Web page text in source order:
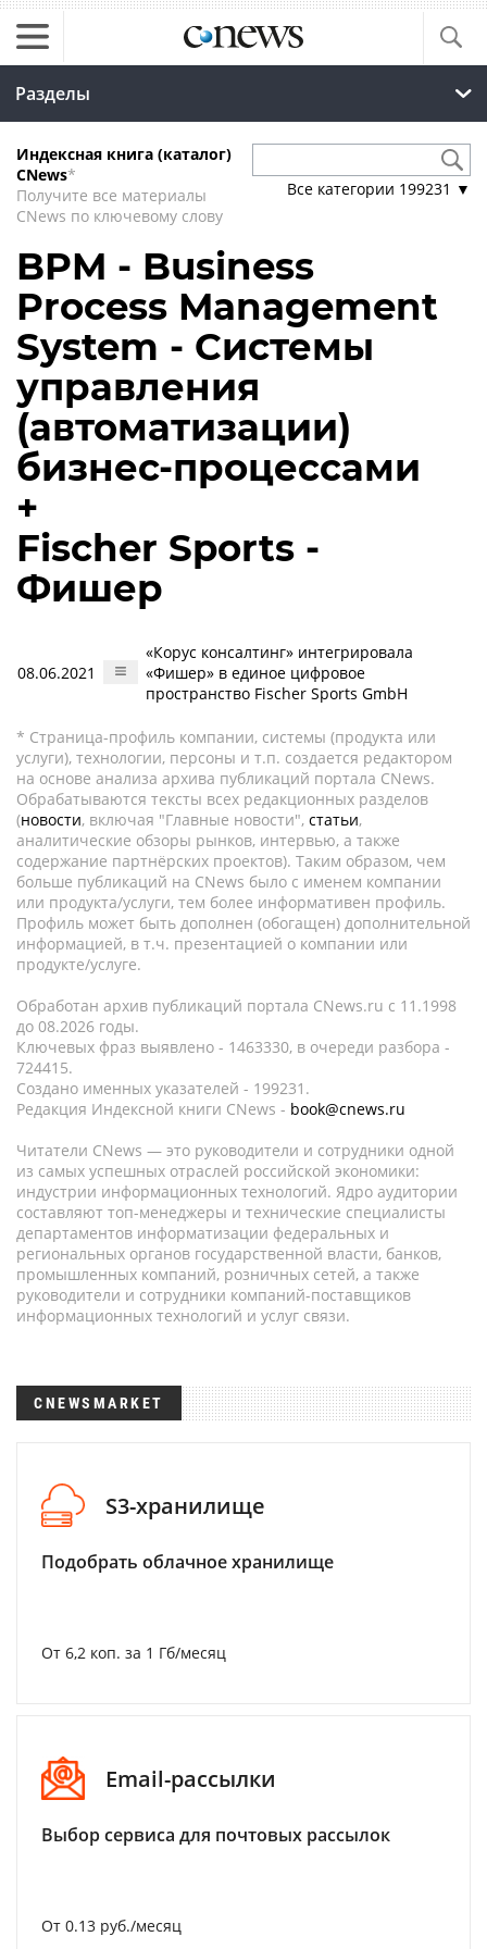
Разделы
Индексная книга (каталог)
CNews*
Получите все материалы
CNews по ключевому слову
Все категории 199231 ▼
BPM - Business
Process Management
System - Системы
управления
(автоматизации)
бизнес-процессами
+
Fischer Sports -
Фишер
08.06.2021
«Корус консалтинг» интегрировала
«Фишер» в единое цифровое
пространство Fischer Sports GmbH
* Страница-профиль компании, системы (продукта или
услуги), технологии, персоны и т.п. создается редактором
на основе анализа архива публикаций портала CNews.
Обрабатываются тексты всех редакционных разделов
(новости, включая "Главные новости", статьи,
аналитические обзоры рынков, интервью, а также
содержание партнёрских проектов). Таким образом, чем
больше публикаций на CNews было с именем компании
или продукта/услуги, тем более информативен профиль.
Профиль может быть дополнен (обогащен) дополнительной
информацией, в т.ч. презентацией о компании или
продукте/услуге.
Обработан архив публикаций портала CNews.ru c 11.1998
до 08.2026 годы.
Ключевых фраз выявлено - 1463330, в очереди разбора -
724415.
Создано именных указателей - 199231.
Редакция Индексной книги CNews - book@cnews.ru
Читатели CNews — это руководители и сотрудники одной
из самых успешных отраслей российской экономики:
индустрии информационных технологий. Ядро аудитории
составляют топ-менеджеры и технические специалисты
департаментов информатизации федеральных и
региональных органов государственной власти, банков,
промышленных компаний, розничных сетей, а также
руководители и сотрудники компаний-поставщиков
информационных технологий и услуг связи.
CNEWSMARKET
S3-хранилище
Подобрать облачное хранилище
От 6,2 коп. за 1 Гб/месяц
Email-рассылки
Выбор сервиса для почтовых рассылок
От 0.13 руб./месяц